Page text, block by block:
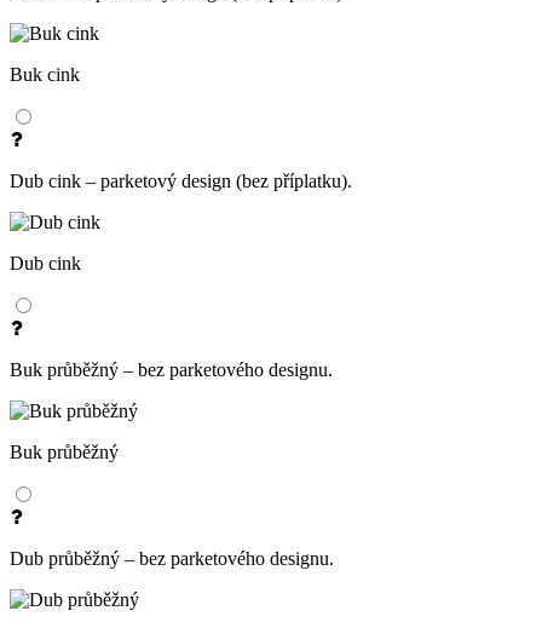
Buk cink
Dub cink – parketový design (bez příplatku).
Dub cink
Buk průběžný – bez parketového designu.
Buk průběžný
Dub průběžný – bez parketového designu.